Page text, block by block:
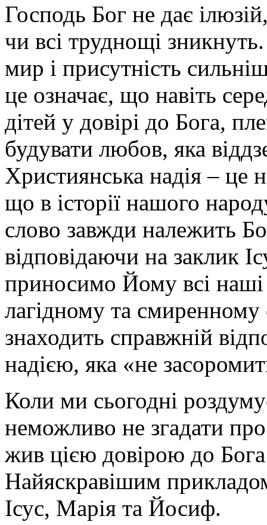
Господь Бог не дає
чи всі труднощі
мир і присутність
це означає, що навіть
дітей у довірі до Бога,
будувати любов, яка
Християнська надія – це
що в історії нашого
слово завжди належить
відповідаючи на заклик
приносимо Йому всі
лагідному та
знаходить справжній
надією, яка «не
Коли ми сьогодні
неможливо не згадати
жив цією довірою до
Найяскравішим
Ісус, Марія та Йосиф.